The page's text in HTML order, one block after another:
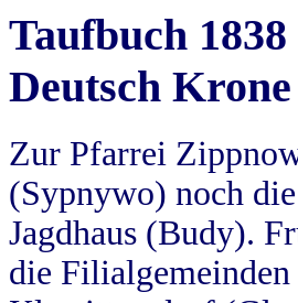
Taufbuch
Deutsch Krone
Zur Pfarrei
(Sypnywo) noch
Jagdhaus (Budy).
die